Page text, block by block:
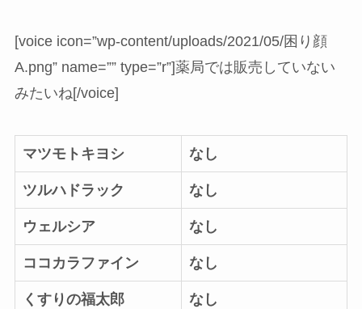
[voice icon=”wp-content/uploads/2021/05/困り顔
A.png” name=”” type=”r”]薬局では販売していない
みたいね[/voice]
マツモトキヨシ なし
ツルハドラック なし
ウェルシア なし
ココカラファイン なし
くすりの福太郎 なし